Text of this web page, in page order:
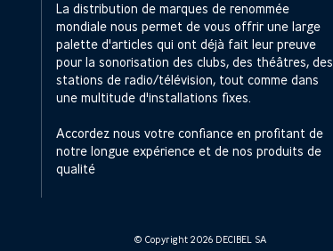
La distribution de marques de renommée
mondiale nous permet de vous offrir une large
palette d'articles qui ont déjà fait leur preuve
pour la sonorisation des clubs, des théâtres, des
stations de radio/télévision, tout comme dans
une multitude d'installations fixes.
Accordez nous votre confiance en profitant de
notre longue expérience et de nos produits de
qualité
© Copyright 2026 DECIBEL SA